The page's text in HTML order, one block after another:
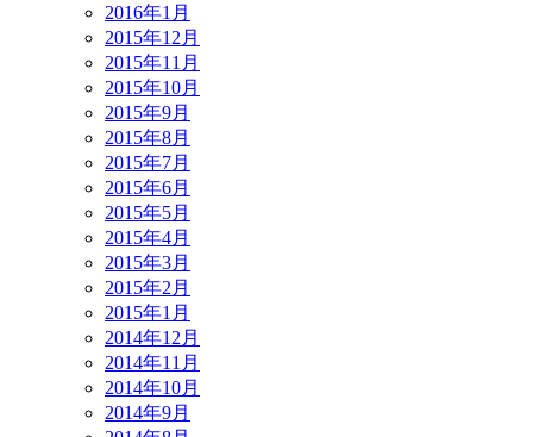
2016年1月
2015年12月
2015年11月
2015年10月
2015年9月
2015年8月
2015年7月
2015年6月
2015年5月
2015年4月
2015年3月
2015年2月
2015年1月
2014年12月
2014年11月
2014年10月
2014年9月